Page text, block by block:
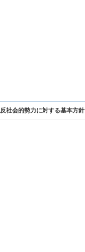
反社会的勢力に対する基本方針